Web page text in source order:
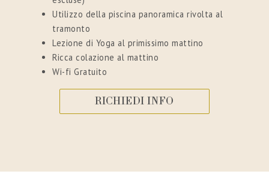
Utilizzo della piscina panoramica rivolta al
tramonto
Lezione di Yoga al primissimo mattino
Ricca colazione al mattino
Wi-fi Gratuito
RICHIEDI INFO